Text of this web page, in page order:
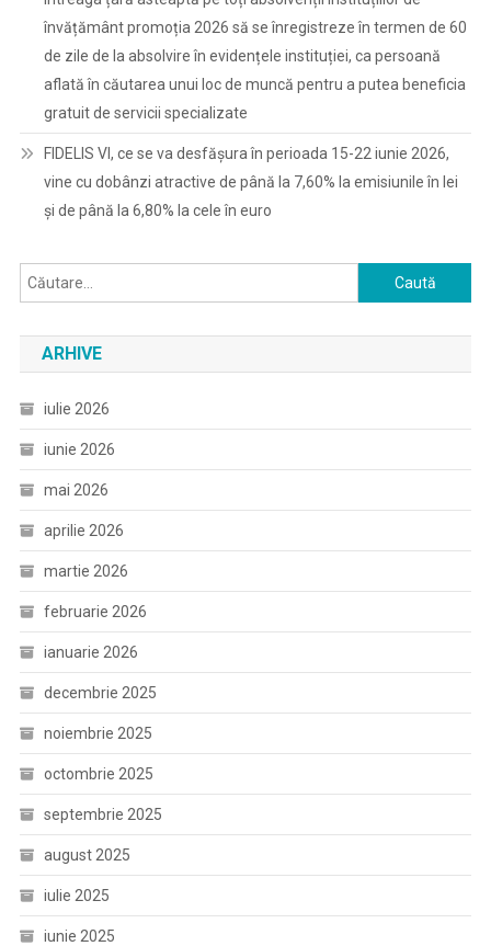
învățământ promoția 2026 să se înregistreze în termen de 60
de zile de la absolvire în evidențele instituției, ca persoană
aflată în căutarea unui loc de muncă pentru a putea beneficia
gratuit de servicii specializate
FIDELIS VI, ce se va desfășura în perioada 15-22 iunie 2026,
vine cu dobânzi atractive de până la 7,60% la emisiunile în lei
și de până la 6,80% la cele în euro
Caută
după:
ARHIVE
iulie 2026
iunie 2026
mai 2026
aprilie 2026
martie 2026
februarie 2026
ianuarie 2026
decembrie 2025
noiembrie 2025
octombrie 2025
septembrie 2025
august 2025
iulie 2025
iunie 2025